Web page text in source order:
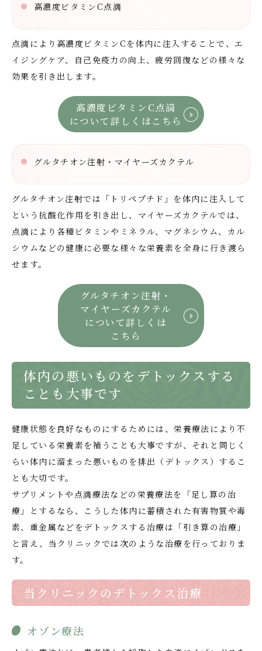
高濃度ビタミンC点滴
点滴により高濃度ビタミンCを体内に注入することで、エ
イジングケア、自己免疫力の向上、疲労回復などの様々な
効果を引き出します。
高濃度ビタミンC点滴
について詳しくはこちら
グルタチオン注射・マイヤーズカクテル
グルタチオン注射では「トリペプチド」を体内に注入して
という抗酸化作用を引き出し、マイヤーズカクテルでは、
点滴により各種ビタミンやミネラル、マグネシウム、カル
シウムなどの健康に必要な様々な栄養素を全身に行き渡ら
せます。
グルタチオン注射・
マイヤーズカクテル
について詳しくは
こちら
体内の悪いものをデトックスする
ことも大事です
健康状態を良好なものにするためには、栄養療法により不
足している栄養素を補うことも大事ですが、それと同じく
らい体内に溜まった悪いものを排出（デトックス）するこ
とも大切です。
サプリメントや点滴療法などの栄養療法を「足し算の治
療」とするなら、こうした体内に蓄積された有害物質や毒
素、重金属などをデトックスする治療は「引き算の治療」
と言え、当クリニックでは次のような治療を行っておりま
す。
当クリニックのデトックス治療
オゾン療法